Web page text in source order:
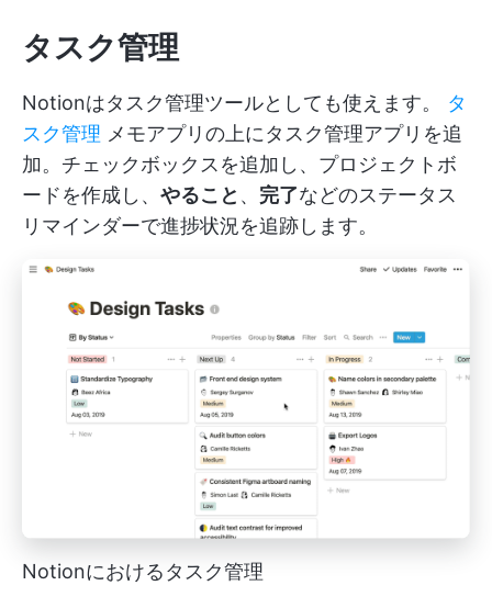
タスク管理
Notionはタスク管理ツールとしても使えます。 タ
スク管理 メモアプリの上にタスク管理アプリを追
加。チェックボックスを追加し、プロジェクトボ
ードを作成し、 やること 、 完了などのステータス
リマインダーで進捗状況を追跡します。
Notionにおけるタスク管理